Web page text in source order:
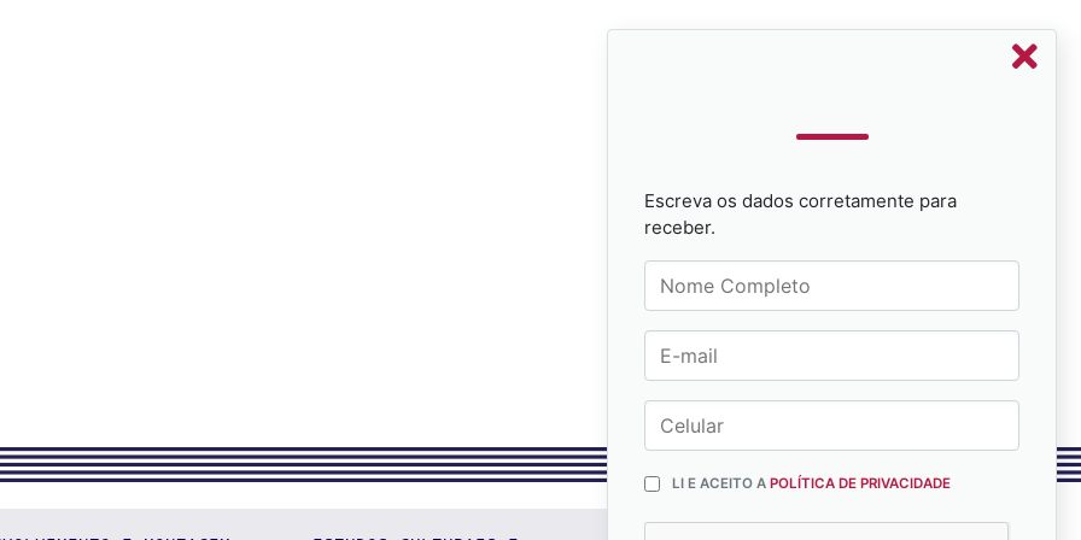
Escreva os dados corretamente para
receber.
LI E ACEITO A POLÍTICA DE PRIVACIDADE